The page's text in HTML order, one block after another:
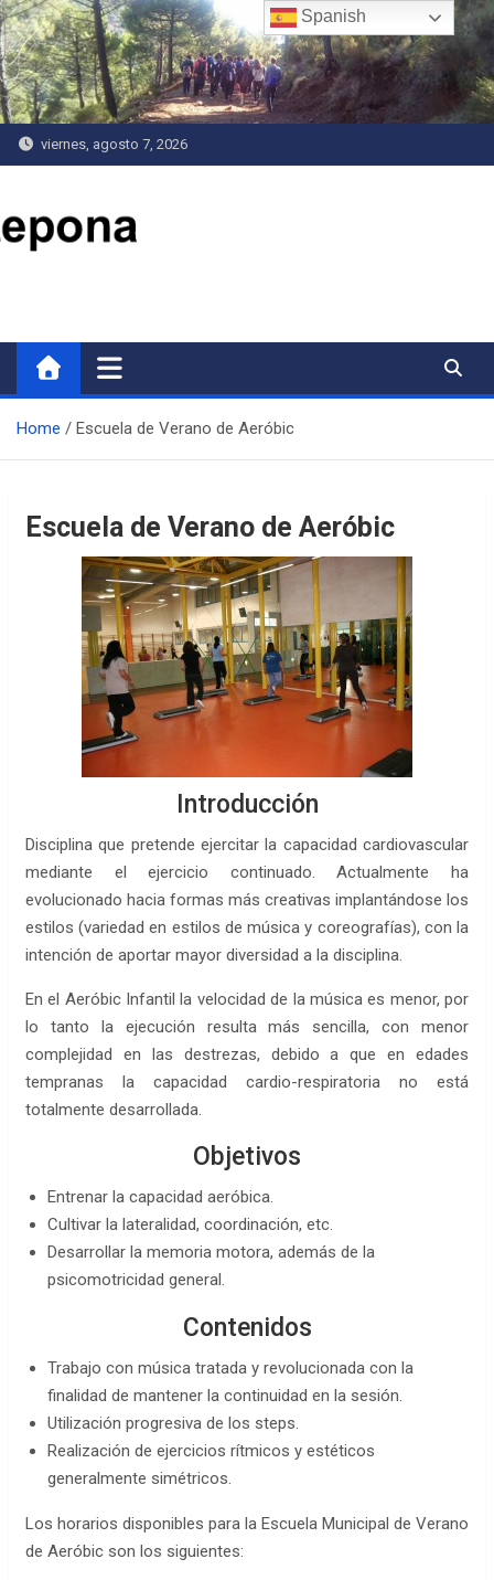
Saltar
al
contenido
viernes, agosto 7, 2026
Home Escuela de Verano de Aeróbic
Escuela de Verano de Aeróbic
Introducción
Disciplina que pretende ejercitar la capacidad cardiovascular
mediante el ejercicio continuado. Actualmente ha
evolucionado hacia formas más creativas implantándose los
estilos (variedad en estilos de música y coreografías), con la
intención de aportar mayor diversidad a la disciplina.
En el Aeróbic Infantil la velocidad de la música es menor, por
lo tanto la ejecución resulta más sencilla, con menor
complejidad en las destrezas, debido a que en edades
tempranas la capacidad cardio-respiratoria no está
totalmente desarrollada.
Objetivos
Entrenar la capacidad aeróbica.
Cultivar la lateralidad, coordinación, etc.
Desarrollar la memoria motora, además de la
psicomotricidad general.
Contenidos
Trabajo con música tratada y revolucionada con la
finalidad de mantener la continuidad en la sesión.
Utilización progresiva de los steps.
Realización de ejercicios rítmicos y estéticos
generalmente simétricos.
Los horarios disponibles para la Escuela Municipal de Verano
de Aeróbic son los siguientes:
Spanish